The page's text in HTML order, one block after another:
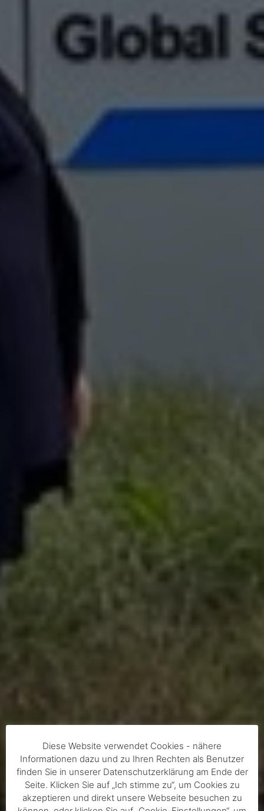
Diese Website verwendet Cookies - nähere
Informationen dazu und zu Ihren Rechten als Benutzer
finden Sie in unserer Datenschutzerklärung am Ende der
Seite. Klicken Sie auf „Ich stimme zu“, um Cookies zu
akzeptieren und direkt unsere Webseite besuchen zu